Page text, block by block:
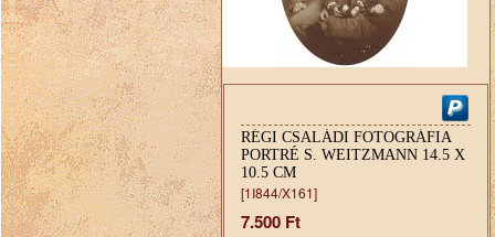
RÉGI CSALÁDI FOTOGRÁFIA
PORTRÉ S. WEITZMANN 14.5 X
10.5 CM
[1I844/X161]
7.500 Ft